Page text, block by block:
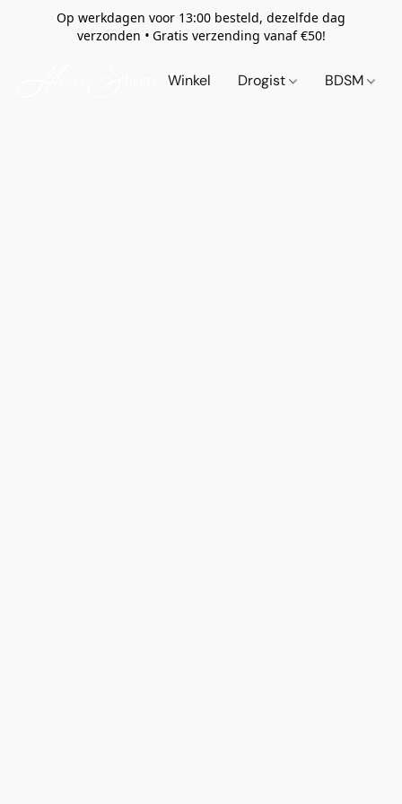
Op werkdagen voor 13:00 besteld, dezelfde dag
verzonden • Gratis verzending vanaf €50!
Winkel Drogist BDSM